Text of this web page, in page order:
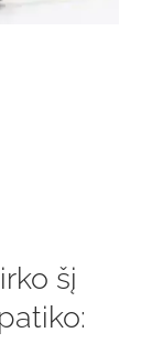
šį